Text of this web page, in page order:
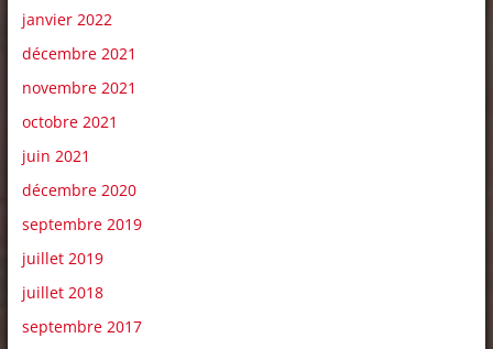
janvier 2022
décembre 2021
novembre 2021
octobre 2021
juin 2021
décembre 2020
septembre 2019
juillet 2019
juillet 2018
septembre 2017